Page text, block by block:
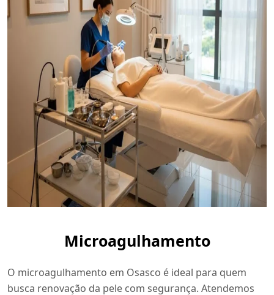
Microagulhamento
O microagulhamento em Osasco é ideal para quem
busca renovação da pele com segurança. Atendemos